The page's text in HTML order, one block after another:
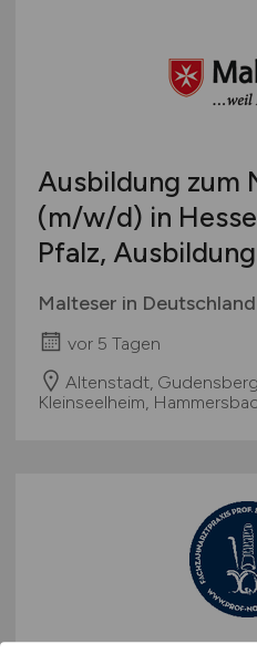
Ausbildung zum
(m/w/d) in
Pfalz,
Malteser in Deutschland
vor 5 Tagen
Altenstadt,
Kleinseelheim,